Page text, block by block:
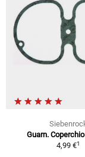
Guarn.
4,99 €1